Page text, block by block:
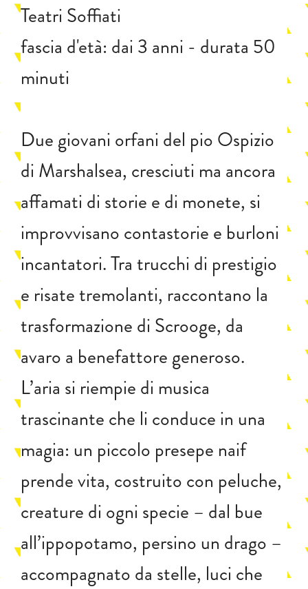
Teatri Soffiati
fascia d'età: dai 3 anni - durata 50
minuti
Due giovani orfani del pio Ospizio
di Marshalsea, cresciuti ma ancora
affamati di storie e di monete, si
improvvisano contastorie e burloni
incantatori. Tra trucchi di prestigio
e risate tremolanti, raccontano la
trasformazione di Scrooge, da
avaro a benefattore generoso.
L’aria si riempie di musica
trascinante che li conduce in una
magia: un piccolo presepe naif
prende vita, costruito con peluche,
creature di ogni specie – dal bue
all’ippopotamo, persino un drago –
accompagnato da stelle, luci che